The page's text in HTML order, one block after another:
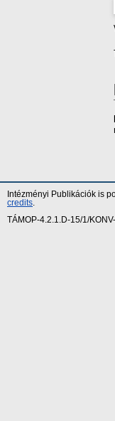
Intézményi Publikációk is
credits
TÁMOP-4.2.1.D-15/1/